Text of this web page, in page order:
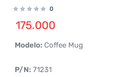
0
175.000
 Modelo:Coffee Mug
 P/N:71231
Create an account